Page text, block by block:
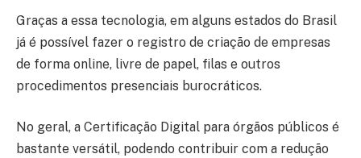
Graças a essa tecnologia, em alguns estados do Brasil
já é possível fazer o registro de criação de empresas
de forma online, livre de papel, filas e outros
procedimentos presenciais burocráticos.
No geral, a Certificação Digital para órgãos públicos é
bastante versátil, podendo contribuir com a redução